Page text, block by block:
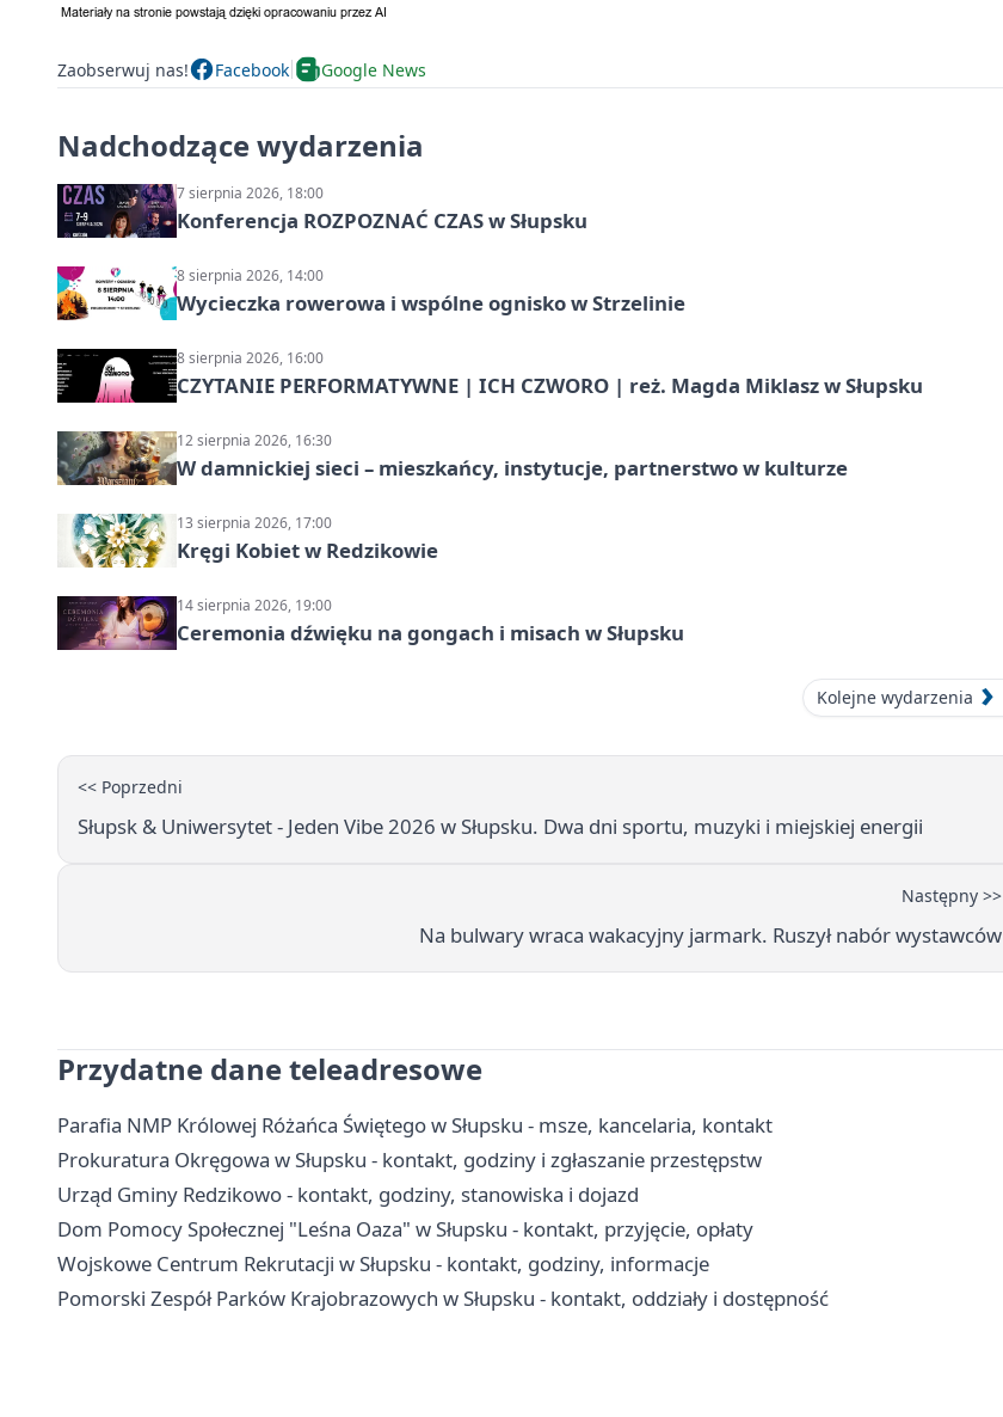
Zaobserwuj nas! Facebook Google News
Nadchodzące wydarzenia
7 sierpnia 2026, 18:00
Konferencja ROZPOZNAĆ CZAS w Słupsku
8 sierpnia 2026, 14:00
Wycieczka rowerowa i wspólne ognisko w Strzelinie
8 sierpnia 2026, 16:00
CZYTANIE PERFORMATYWNE | ICH CZWORO | reż. Magda Miklasz w Słupsku
12 sierpnia 2026, 16:30
W damnickiej sieci – mieszkańcy, instytucje, partnerstwo w kulturze
13 sierpnia 2026, 17:00
Kręgi Kobiet w Redzikowie
14 sierpnia 2026, 19:00
Ceremonia dźwięku na gongach i misach w Słupsku
Kolejne wydarzenia
<< Poprzedni
Słupsk & Uniwersytet - Jeden Vibe 2026 w Słupsku. Dwa dni sportu, muzyki i miejskiej energii
Następny >>
Na bulwary wraca wakacyjny jarmark. Ruszył nabór wystawców
Przydatne dane teleadresowe
Parafia NMP Królowej Różańca Świętego w Słupsku - msze, kancelaria, kontakt
Prokuratura Okręgowa w Słupsku - kontakt, godziny i zgłaszanie przestępstw
Urząd Gminy Redzikowo - kontakt, godziny, stanowiska i dojazd
Dom Pomocy Społecznej "Leśna Oaza" w Słupsku - kontakt, przyjęcie, opłaty
Wojskowe Centrum Rekrutacji w Słupsku - kontakt, godziny, informacje
Pomorski Zespół Parków Krajobrazowych w Słupsku - kontakt, oddziały i dostępność